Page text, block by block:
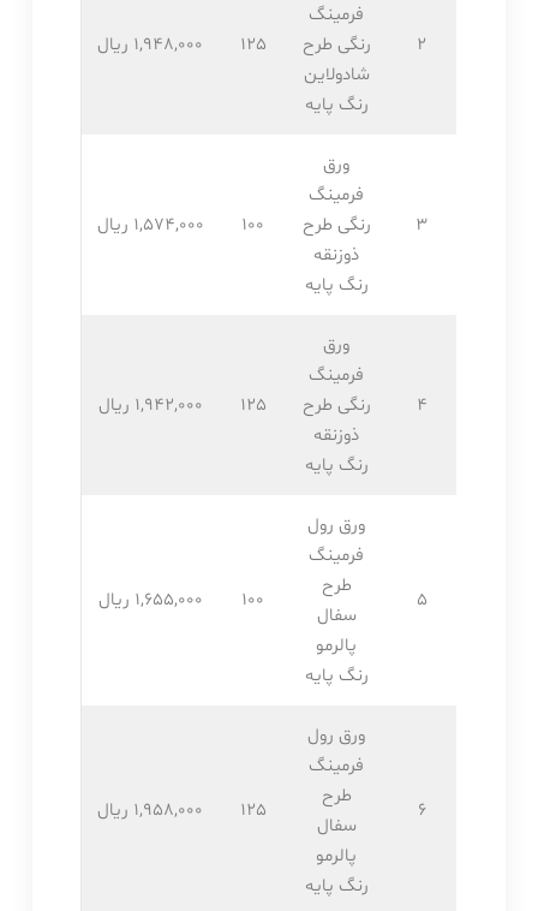
2
فرمینگ
رنگی طرح
شادولاین
رنگ پایه
125 1,948,۰۰۰ ریال
3
ورق
فرمینگ
رنگی طرح
ذوزنقه
رنگ پایه
100 1,574,۰۰۰ ریال
4
ورق
فرمینگ
رنگی طرح
ذوزنقه
رنگ پایه
125 1,942,۰۰۰ ریال
5
ورق رول
فرمینگ
طرح
سفال
پالرمو
رنگ پایه
100 1,655,۰۰۰ ریال
6
ورق رول
فرمینگ
طرح
سفال
پالرمو
رنگ پایه
125 1,958,۰۰۰ ریال